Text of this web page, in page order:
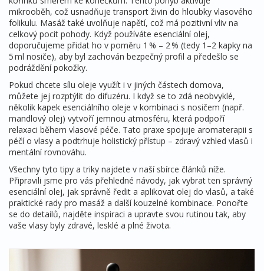
mikrooběh, což usnadňuje transport živin do hloubky vlasového
folikulu. Masáž také uvolňuje napětí, což má pozitivní vliv na
celkový pocit pohody. Když používáte esenciální olej,
doporučujeme přidat ho v poměru 1 % – 2 % (tedy 1–2 kapky na
5 ml nosiče), aby byl zachován bezpečný profil a předešlo se
podráždění pokožky.
Pokud chcete sílu oleje využít i v jiných částech domova,
můžete jej rozptýlit do difuzéru. I když se to zdá neobvyklé,
několik kapek esenciálního oleje v kombinaci s nosičem (např.
mandlový olej) vytvoří jemnou atmosféru, která podpoří
relaxaci během vlasové péče. Tato praxe spojuje aromaterapii s
péčí o vlasy a podtrhuje holistický přístup – zdravý vzhled vlasů i
mentální rovnováhu.
Všechny tyto tipy a triky najdete v naší sbírce článků níže.
Připravili jsme pro vás přehledné návody, jak vybrat ten správný
esenciální olej, jak správně ředit a aplikovat olej do vlasů, a také
praktické rady pro masáž a další kouzelné kombinace. Ponořte
se do detailů, najděte inspiraci a upravte svou rutinou tak, aby
vaše vlasy byly zdravé, lesklé a plné života.